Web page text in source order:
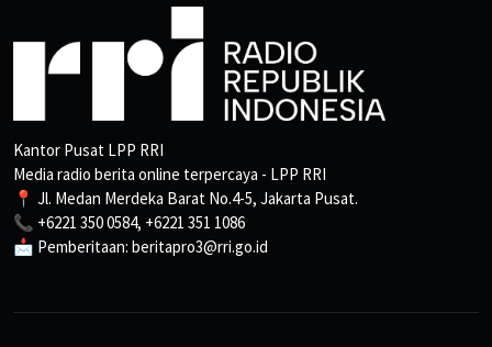
Kantor Pusat LPP RRI
Media radio berita online terpercaya - LPP RRI
📍 Jl. Medan Merdeka Barat No.4-5, Jakarta Pusat.
📞 +6221 350 0584, +6221 351 1086
📩 Pemberitaan: beritapro3@rri.go.id